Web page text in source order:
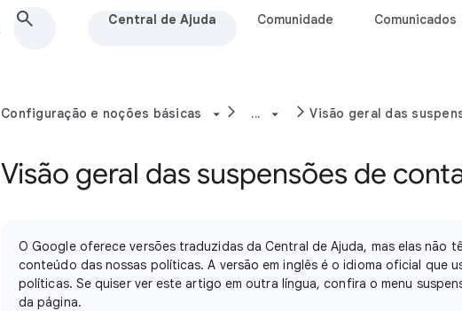
Central de Ajuda Comunidade Comunicados
Configuração e noções básicas ... Visão geral das
Visão geral das suspensões de
O Google oferece versões traduzidas da Central de Ajuda, mas elas não
conteúdo das nossas políticas. A versão em inglês é o idioma oficial que
políticas. Se quiser ver este artigo em outra língua, confira o menu
da página.